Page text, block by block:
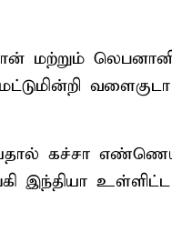
மற்றும்
வளைகுடா
கச்சா
இந்தியா